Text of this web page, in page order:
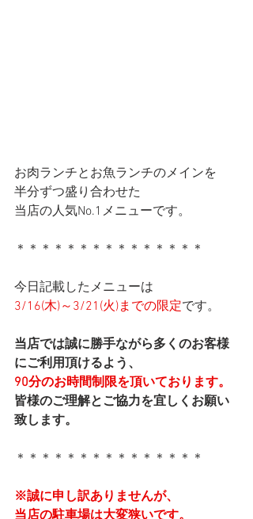
お肉ランチとお魚ランチのメインを
半分ずつ盛り合わせた
当店の人気No.1メニューです。
＊＊＊＊＊＊＊＊＊＊＊＊＊＊＊
今日記載したメニューは
3/16(木)～3/21(火)までの限定です。
当店では誠に勝手ながら多くのお客様
にご利用頂けるよう、
90分のお時間制限を頂いております。
皆様のご理解とご協力を宜しくお願い
致します。
＊＊＊＊＊＊＊＊＊＊＊＊＊＊＊
※誠に申し訳ありませんが、
当店の駐車場は大変狭いです。